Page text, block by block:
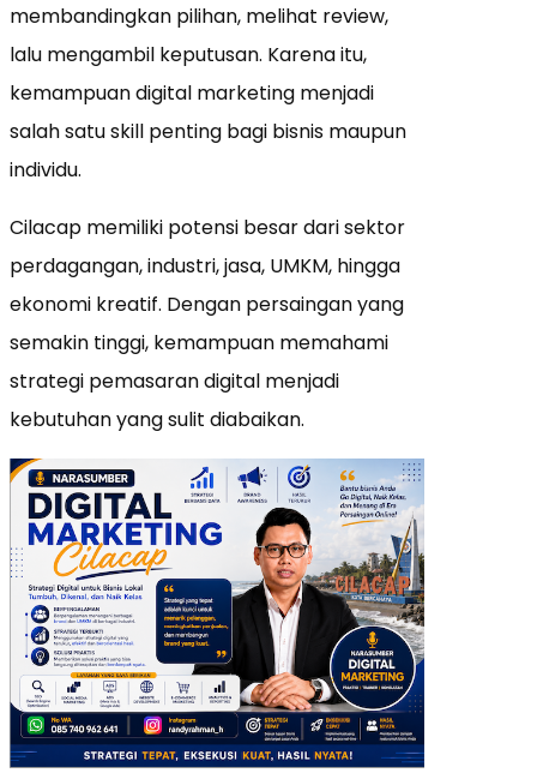
membandingkan pilihan, melihat review,
lalu mengambil keputusan. Karena itu,
kemampuan digital marketing menjadi
salah satu skill penting bagi bisnis maupun
individu.
Cilacap memiliki potensi besar dari sektor
perdagangan, industri, jasa, UMKM, hingga
ekonomi kreatif. Dengan persaingan yang
semakin tinggi, kemampuan memahami
strategi pemasaran digital menjadi
kebutuhan yang sulit diabaikan.